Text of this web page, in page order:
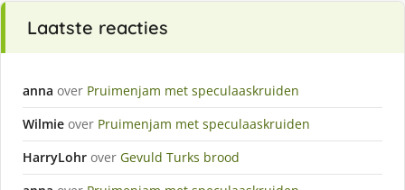
Laatste reacties
anna over Pruimenjam met speculaaskruiden
Wilmie over Pruimenjam met speculaaskruiden
HarryLohr over Gevuld Turks brood